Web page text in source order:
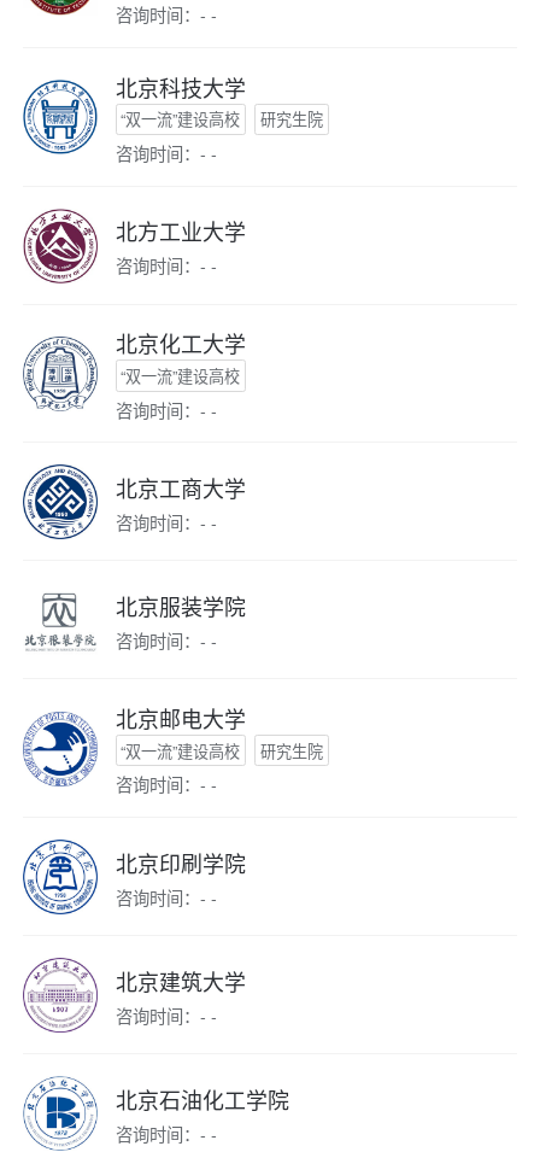
咨询时间：- -
北京科技大学
“双一流”建设高校 研究生院
咨询时间：- -
北方工业大学
咨询时间：- -
北京化工大学
“双一流”建设高校
咨询时间：- -
北京工商大学
咨询时间：- -
北京服装学院
咨询时间：- -
北京邮电大学
“双一流”建设高校 研究生院
咨询时间：- -
北京印刷学院
咨询时间：- -
北京建筑大学
咨询时间：- -
北京石油化工学院
咨询时间：- -